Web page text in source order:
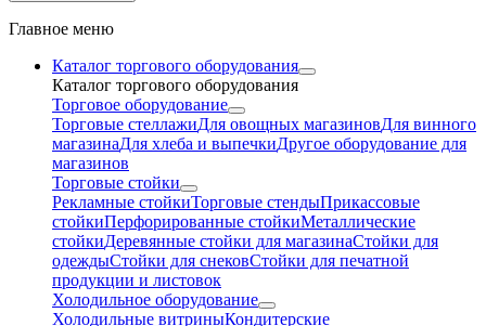
Главное меню
Каталог торгового оборудования
Каталог торгового оборудования
Торговое оборудование
Торговые стеллажиДля овощных магазиновДля винного
магазинаДля хлеба и выпечкиДругое оборудование для
магазинов
Торговые стойки
Рекламные стойкиТорговые стендыПрикассовые
стойкиПерфорированные стойкиМеталлические
стойкиДеревянные стойки для магазинаСтойки для
одеждыСтойки для снековСтойки для печатной
продукции и листовок
Холодильное оборудование
Холодильные витриныКондитерские